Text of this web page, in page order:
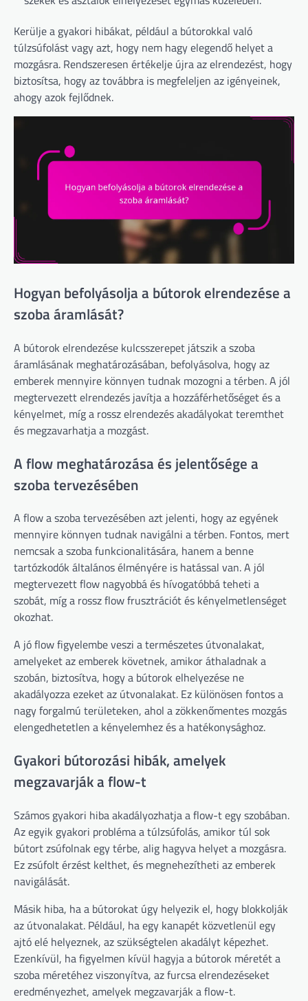
Kerülje a gyakori hibákat, például a bútorokkal való
túlzsúfolást vagy azt, hogy nem hagy elegendő helyet a
mozgásra. Rendszeresen értékelje újra az elrendezést, hogy
biztosítsa, hogy az továbbra is megfeleljen az igényeinek,
ahogy azok fejlődnek.
Hogyan befolyásolja a bútorok elrendezése a
szoba áramlását?
A bútorok elrendezése kulcsszerepet játszik a szoba
áramlásának meghatározásában, befolyásolva, hogy az
emberek mennyire könnyen tudnak mozogni a térben. A jól
megtervezett elrendezés javítja a hozzáférhetőséget és a
kényelmet, míg a rossz elrendezés akadályokat teremthet
és megzavarhatja a mozgást.
A flow meghatározása és jelentősége a
szoba tervezésében
A flow a szoba tervezésében azt jelenti, hogy az egyének
mennyire könnyen tudnak navigálni a térben. Fontos, mert
nemcsak a szoba funkcionalitására, hanem a benne
tartózkodók általános élményére is hatással van. A jól
megtervezett flow nagyobbá és hívogatóbbá teheti a
szobát, míg a rossz flow frusztrációt és kényelmetlenséget
okozhat.
A jó flow figyelembe veszi a természetes útvonalakat,
amelyeket az emberek követnek, amikor áthaladnak a
szobán, biztosítva, hogy a bútorok elhelyezése ne
akadályozza ezeket az útvonalakat. Ez különösen fontos a
nagy forgalmú területeken, ahol a zökkenőmentes mozgás
elengedhetetlen a kényelemhez és a hatékonysághoz.
Gyakori bútorozási hibák, amelyek
megzavarják a flow-t
Számos gyakori hiba akadályozhatja a flow-t egy szobában.
Az egyik gyakori probléma a túlzsúfolás, amikor túl sok
bútort zsúfolnak egy térbe, alig hagyva helyet a mozgásra.
Ez zsúfolt érzést kelthet, és megnehezítheti az emberek
navigálását.
Másik hiba, ha a bútorokat úgy helyezik el, hogy blokkolják
az útvonalakat. Például, ha egy kanapét közvetlenül egy
ajtó elé helyeznek, az szükségtelen akadályt képezhet.
Ezenkívül, ha figyelmen kívül hagyja a bútorok méretét a
szoba méretéhez viszonyítva, az furcsa elrendezéseket
eredményezhet, amelyek megzavarják a flow-t.